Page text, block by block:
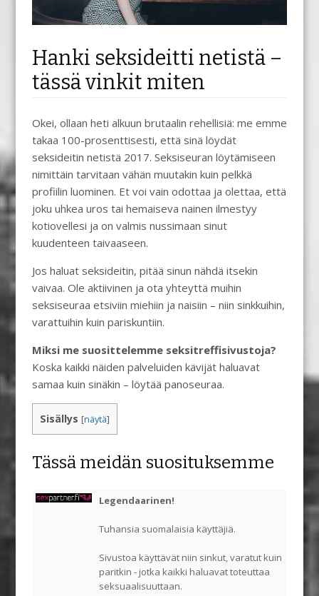
Hanki seksideitti netistä –
tässä vinkit miten
Okei, ollaan heti alkuun brutaalin rehellisiä: me emme
takaa 100-prosenttisesti, että sinä löydät
seksideitin netistä 2017. Seksiseuran löytämiseen
nimittäin tarvitaan vähän muutakin kuin pelkkä
profiilin luominen. Et voi vain odottaa ja olettaa, että
joku uhkea uros tai hemaiseva nainen ilmestyy
kotiovellesi ja on valmis nussimaan sinut
kuudenteen taivaaseen.
Jos haluat seksideitin, pitää sinun nähdä itsekin
vaivaa. Ole aktiivinen ja ota yhteyttä muihin
seksiseuraa etsiviin miehiin ja naisiin – niin sinkkuihin,
varattuihin kuin pariskuntiin.
Miksi me suosittelemme seksitreffisivustoja?
Koska kaikki näiden palveluiden kävijät haluavat
samaa kuin sinäkin – löytää panoseuraa.
Sisällys [näytä]
Tässä meidän suosituksemme
Legendaarinen!
Tuhansia suomalaisia käyttäjiä.
Sivustoa käyttävät niin sinkut, varatut kuin
paritkin - jotka kaikki haluavat toteuttaa
seksuaalisuuttaan.